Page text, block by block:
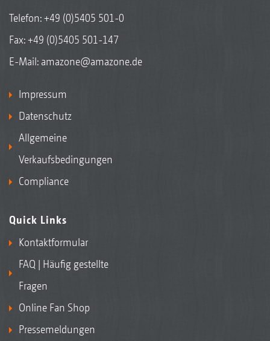
Telefon:+49 (0)5405 501-0
Fax: +49 (0)5405 501-147
E-Mail: amazone@amazone.de
Impressum
Datenschutz
Allgemeine
Verkaufsbedingungen
Compliance
Quick Links
Kontaktformular
FAQ | Häufig gestellte
Fragen
Online Fan Shop
Pressemeldungen